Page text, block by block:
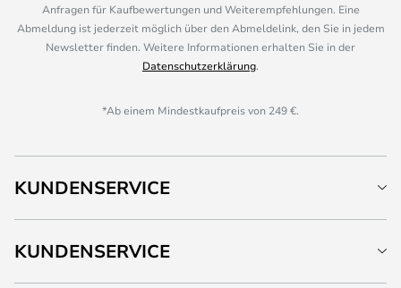
Anfragen für Kaufbewertungen und Weiterempfehlungen. Eine
Abmeldung ist jederzeit möglich über den Abmeldelink, den Sie in jedem
Newsletter finden. Weitere Informationen erhalten Sie in der
Datenschutzerklärung.
*Ab einem Mindestkaufpreis von 249 €.
KUNDENSERVICE
KUNDENSERVICE